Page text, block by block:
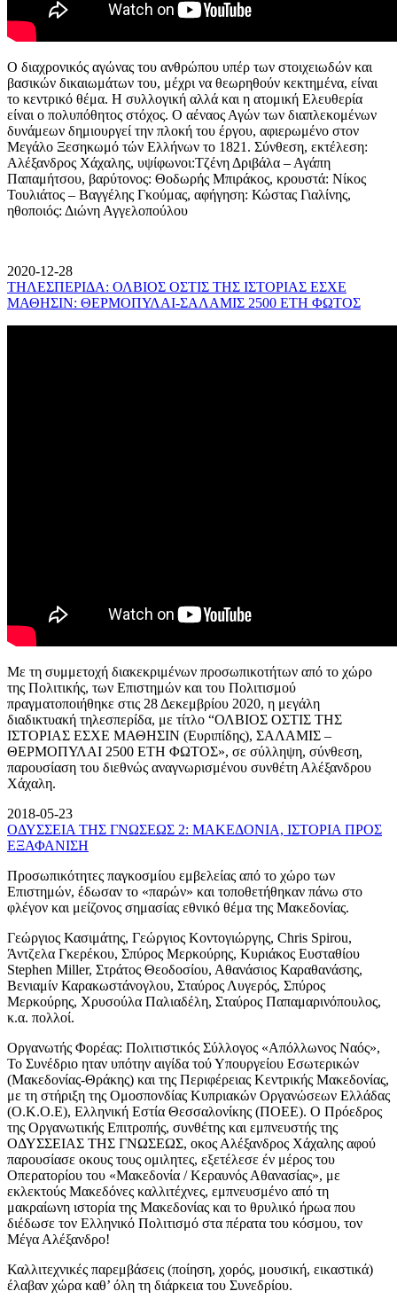
Ο διαχρονικός αγώνας του ανθρώπου υπέρ των στοιχειωδών και
βασικών δικαιωμάτων του, μέχρι να θεωρηθούν κεκτημένα, είναι
το κεντρικό θέμα. Η συλλογική αλλά και η ατομική Ελευθερία
είναι ο πολυπόθητος στόχος. Ο αέναος Αγών των διαπλεκομένων
δυνάμεων δημιουργεί την πλοκή του έργου, αφιερωμένο στον
Μεγάλο Ξεσηκωμό τών Ελλήνων το 1821. Σύνθεση, εκτέλεση:
Αλέξανδρος Χάχαλης, υψίφωνοι:Τζένη Δριβάλα – Αγάπη
Παπαμήτσου, βαρύτονος: Θοδωρής Μπιράκος, κρουστά: Νίκος
Τουλιάτος – Βαγγέλης Γκούμας, αφήγηση: Κώστας Γιαλίνης,
ηθοποιός: Διώνη Αγγελοπούλου
2020-12-28
ΤΗΛΕΣΠΕΡΙΔΑ: ΟΛΒΙΟΣ ΟΣΤΙΣ ΤΗΣ ΙΣΤΟΡΙΑΣ ΕΣΧΕ
ΜΑΘΗΣΙΝ: ΘΕΡΜΟΠΥΛΑΙ-ΣΑΛΑΜΙΣ 2500 ΕΤΗ ΦΩΤΟΣ
Με τη συμμετοχή διακεκριμένων προσωπικοτήτων από το χώρο
της Πολιτικής, των Επιστημών και του Πολιτισμού
πραγματοποιήθηκε στις 28 Δεκεμβρίου 2020, η μεγάλη
διαδικτυακή τηλεσπερίδα, με τίτλο “ΟΛΒΙΟΣ ΟΣΤΙΣ ΤΗΣ
ΙΣΤΟΡΙΑΣ ΕΣΧΕ ΜΑΘΗΣΙΝ (Ευριπίδης), ΣΑΛΑΜΙΣ –
ΘΕΡΜΟΠΥΛΑΙ 2500 ΕΤΗ ΦΩΤΟΣ», σε σύλληψη, σύνθεση,
παρουσίαση του διεθνώς αναγνωρισμένου συνθέτη Αλέξανδρου
Χάχαλη.
2018-05-23
ΟΔΥΣΣΕΙΑ ΤΗΣ ΓΝΩΣΕΩΣ 2: ΜΑΚΕΔΟΝΙΑ, ΙΣΤΟΡΙΑ ΠΡΟΣ
ΕΞΑΦΑΝΙΣΗ
Προσωπικότητες παγκοσμίου εμβελείας από το χώρο των
Επιστημών, έδωσαν το «παρών» και τοποθετήθηκαν πάνω στο
φλέγον και μείζονος σημασίας εθνικό θέμα της Μακεδονίας.
Γεώργιος Κασιμάτης, Γεώργιος Κοντογιώργης, Chris Spirou,
Άντζελα Γκερέκου, Σπύρος Μερκούρης, Κυριάκος Ευσταθίου
Stephen Miller, Στράτος Θεοδοσίου, Αθανάσιος Καραθανάσης,
Βενιαμίν Καρακωστάνογλου, Σταύρος Λυγερός, Σπύρος
Μερκούρης, Χρυσούλα Παλιαδέλη, Σταύρος Παπαμαρινόπουλος,
κ.α. πολλοί.
Οργανωτής Φορέας: Πολιτιστικός Σύλλογος «Απόλλωνος Ναός»,
Το Συνέδριο ηταν υπότην αιγίδα τού Υπουργείου Εσωτερικών
(Μακεδονίας-Θράκης) και της Περιφέρειας Κεντρικής Μακεδονίας,
με τη στήριξη της Ομοσπονδίας Κυπριακών Οργανώσεων Ελλάδας
(Ο.Κ.Ο.Ε), Ελληνική Εστία Θεσσαλονίκης (ΠΟΕΕ). Ο Πρόεδρος
της Οργανωτικής Επιτροπής, συνθέτης και εμπνευστής της
ΟΔΥΣΣΕΙΑΣ ΤΗΣ ΓΝΩΣΕΩΣ, οκος Αλέξανδρος Χάχαλης αφού
παρουσίασε οκους τους ομιλητες, εξετέλεσε έν μέρος του
Οπερατορίου του «Μακεδονία / Κεραυνός Αθανασίας», με
εκλεκτούς Μακεδόνες καλλιτέχνες, εμπνευσμένο από τη
μακραίωνη ιστορία της Μακεδονίας και το θρυλικό ήρωα που
διέδωσε τον Ελληνικό Πολιτισμό στα πέρατα του κόσμου, τον
Μέγα Αλέξανδρο!
Καλλιτεχνικές παρεμβάσεις (ποίηση, χορός, μουσική, εικαστικά)
έλαβαν χώρα καθ’ όλη τη διάρκεια του Συνεδρίου.